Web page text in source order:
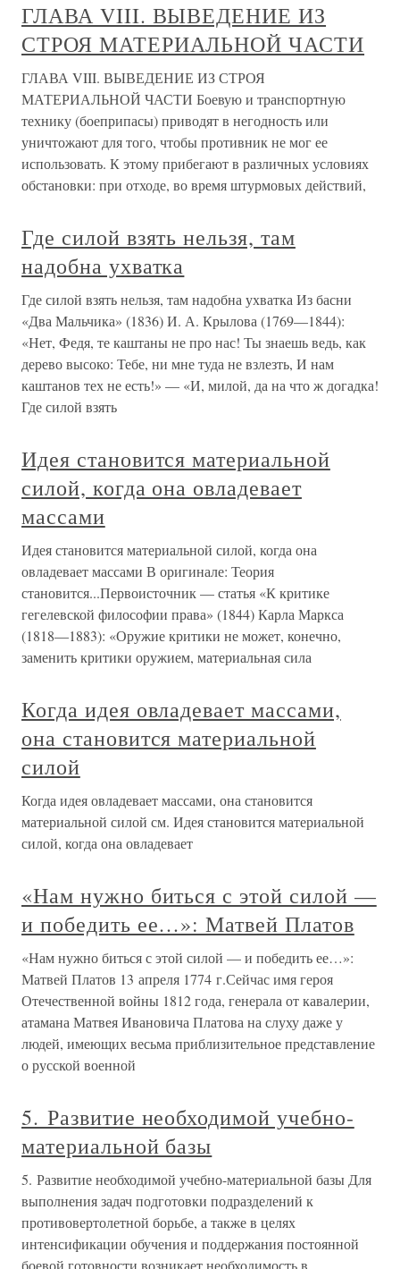
ГЛАВА VIII. ВЫВЕДЕНИЕ ИЗ
СТРОЯ МАТЕРИАЛЬНОЙ ЧАСТИ
ГЛАВА VIII. ВЫВЕДЕНИЕ ИЗ СТРОЯ
МАТЕРИАЛЬНОЙ ЧАСТИ Боевую и транспортную
технику (боеприпасы) приводят в негодность или
уничтожают для того, чтобы противник не мог ее
использовать. К этому прибегают в различных условиях
обстановки: при отходе, во время штурмовых действий,
Где силой взять нельзя, там
надобна ухватка
Где силой взять нельзя, там надобна ухватка Из басни
«Два Мальчика» (1836) И. А. Крылова (1769—1844):
«Нет, Федя, те каштаны не про нас! Ты знаешь ведь, как
дерево высоко: Тебе, ни мне туда не взлезть, И нам
каштанов тех не есть!» — «И, милой, да на что ж догадка!
Где силой взять
Идея становится материальной
силой, когда она овладевает
массами
Идея становится материальной силой, когда она
овладевает массами В оригинале: Теория
становится...Первоисточник — статья «К критике
гегелевской философии права» (1844) Карла Маркса
(1818—1883): «Оружие критики не может, конечно,
заменить критики оружием, материальная сила
Когда идея овладевает массами,
она становится материальной
силой
Когда идея овладевает массами, она становится
материальной силой см. Идея становится материальной
силой, когда она овладевает
«Нам нужно биться с этой силой —
и победить ее…»: Матвей Платов
«Нам нужно биться с этой силой — и победить ее…»:
Матвей Платов 13 апреля 1774 г.Сейчас имя героя
Отечественной войны 1812 года, генерала от кавалерии,
атамана Матвея Ивановича Платова на слуху даже у
людей, имеющих весьма приблизительное представление
о русской военной
5. Развитие необходимой учебно-
материальной базы
5. Развитие необходимой учебно-материальной базы Для
выполнения задач подготовки подразделений к
противовертолетной борьбе, а также в целях
интенсификации обучения и поддержания постоянной
боевой готовности возникает необходимость в